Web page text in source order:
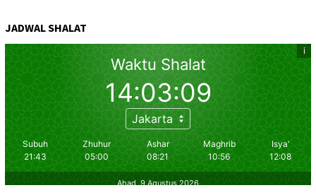
JADWAL SHALAT